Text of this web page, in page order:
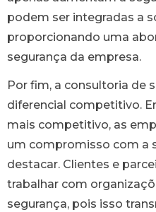
podem ser integradas a
proporcionando uma
segurança da empresa.
Por fim, a consultoria de
diferencial competitivo.
mais competitivo, as
um compromisso com a
destacar. Clientes e
trabalhar com
segurança, pois isso